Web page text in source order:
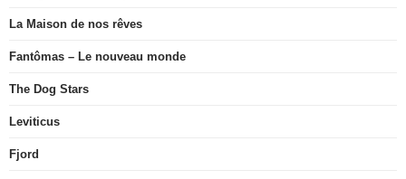
La Maison de nos rêves
Fantômas – Le nouveau monde
The Dog Stars
Leviticus
Fjord